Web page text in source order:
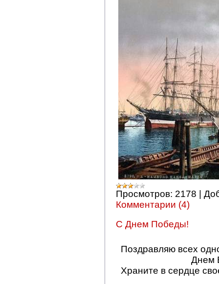
Просмотров: 2178
Комментарии (4)
С Днем Победы!
Поздравляю всех
Днем
Храните в сердце